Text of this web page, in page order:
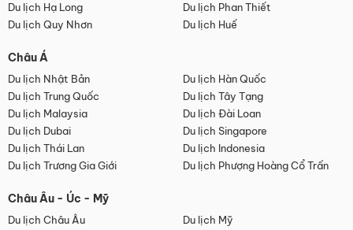
Du lịch Hạ Long
Du lịch Phan Thiết
Du lịch Quy Nhơn
Du lịch Huế
Châu Á
Du lịch Nhật Bản
Du lịch Hàn Quốc
Du lịch Trung Quốc
Du lịch Tây Tạng
Du lịch Malaysia
Du lịch Đài Loan
Du lịch Dubai
Du lịch Singapore
Du lịch Thái Lan
Du lịch Indonesia
Du lịch Trương Gia Giới
Du lịch Phượng Hoàng Cổ Trấn
Châu Âu - Úc - Mỹ
Du lịch Châu Âu
Du lịch Mỹ